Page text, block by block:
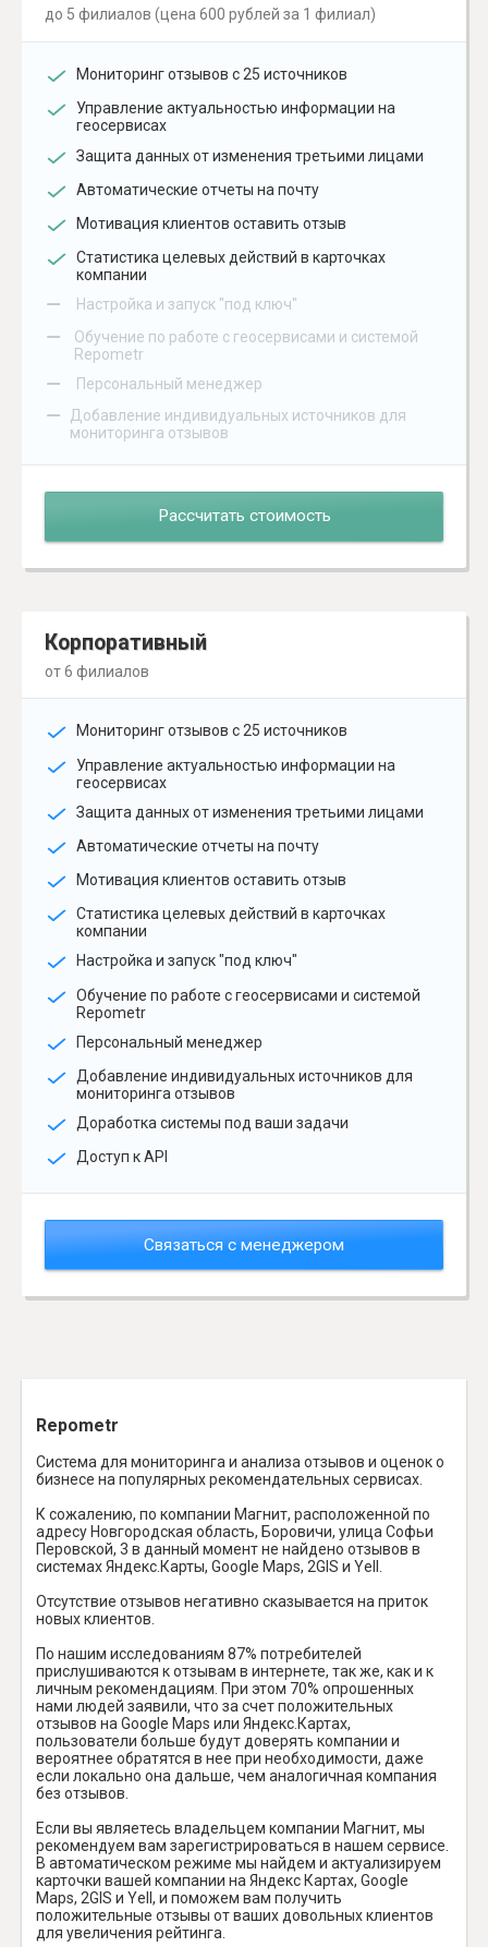
до 5 филиалов (цена 600 рублей за 1 филиал)
Мониторинг отзывов с 25 источников
Управление актуальностью информации на
геосервисах
Защита данных от изменения третьими лицами
Автоматические отчеты на почту
Мотивация клиентов оставить отзыв
Статистика целевых действий в карточках
компании
– Настройка и запуск "под ключ"
–
Обучение по работе с геосервисами и системой
Repometr
– Персональный менеджер
–
Добавление индивидуальных источников для
мониторинга отзывов
Рассчитать стоимость
Корпоративный
от 6 филиалов
Мониторинг отзывов с 25 источников
Управление актуальностью информации на
геосервисах
Защита данных от изменения третьими лицами
Автоматические отчеты на почту
Мотивация клиентов оставить отзыв
Статистика целевых действий в карточках
компании
Настройка и запуск "под ключ"
Обучение по работе с геосервисами и системой
Repometr
Персональный менеджер
Добавление индивидуальных источников для
мониторинга отзывов
Доработка системы под ваши задачи
Доступ к API
Связаться с менеджером
Repometr
Система для мониторинга и анализа отзывов и оценок о
бизнесе на популярных рекомендательных сервисах.
К сожалению, по компании Магнит, расположенной по
адресу Новгородская область, Боровичи, улица Софьи
Перовской, 3 в данный момент не найдено отзывов в
системах Яндекс.Карты, Google Maps, 2GIS и Yell.
Отсутствие отзывов негативно сказывается на приток
новых клиентов.
По нашим исследованиям 87% потребителей
прислушиваются к отзывам в интернете, так же, как и к
личным рекомендациям. При этом 70% опрошенных
нами людей заявили, что за счет положительных
отзывов на Google Maps или Яндекс.Картах,
пользователи больше будут доверять компании и
вероятнее обратятся в нее при необходимости, даже
если локально она дальше, чем аналогичная компания
без отзывов.
Если вы являетесь владельцем компании Магнит, мы
рекомендуем вам зарегистрироваться в нашем сервисе.
В автоматическом режиме мы найдем и актуализируем
карточки вашей компании на Яндекс Картах, Google
Maps, 2GIS и Yell, и поможем вам получить
положительные отзывы от ваших довольных клиентов
для увеличения рейтинга.